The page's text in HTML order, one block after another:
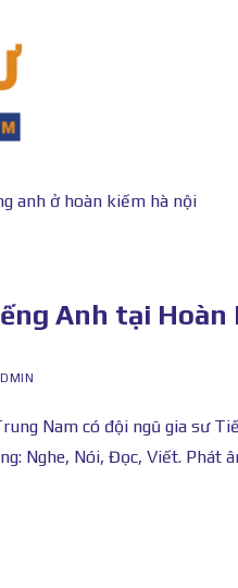
anh ở hoàn kiếm hà nội
Anh tại Hoàn
Nam có đội ngũ gia sư
Nghe, Nói, Đọc, Viết. Phát